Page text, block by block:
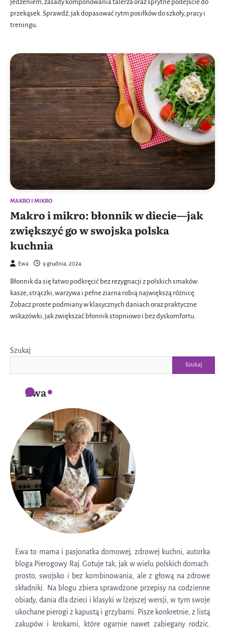
jedzeniem, zasady komponowania talerza oraz sprytne podejście do
przekąsek. Sprawdź, jak dopasować rytm posiłków do szkoły, pracy i
treningu.
MAKRO I MIKRO
Makro i mikro: błonnik w diecie—jak
zwiększyć go w swojska polska
kuchnia
Ewa 9 grudnia, 2024
Błonnik da się łatwo podkręcić bez rezygnacji z polskich smaków:
kasze, strączki, warzywa i pełne ziarna robią największą różnicę.
Zobacz proste podmiany w klasycznych daniach oraz praktyczne
wskazówki, jak zwiększać błonnik stopniowo i bez dyskomfortu.
Szukaj
Szukaj
Ewa
Ewa to mama i pasjonatka domowej, zdrowej kuchni, autorka
bloga Pierogowy Raj. Gotuje tak, jak w wielu polskich domach:
prosto, swojsko i bez kombinowania, ale z głową na zdrowe
składniki. Na blogu zbiera sprawdzone przepisy na codzienne
obiady, dania dla dzieci i klasyki w lżejszej wersji, w tym swoje
ukochane pierogi z kapustą i grzybami. Pisze konkretnie, z listą
zakupów i krokami, które ogarnie nawet zabiegany rodzic.